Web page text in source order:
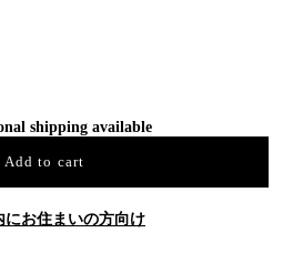
shipping available
Add to cart
にお住まいの方向け